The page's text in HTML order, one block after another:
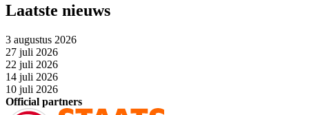
Laatste nieuws
3 augustus 2026
27 juli 2026
22 juli 2026
14 juli 2026
10 juli 2026
Official partners